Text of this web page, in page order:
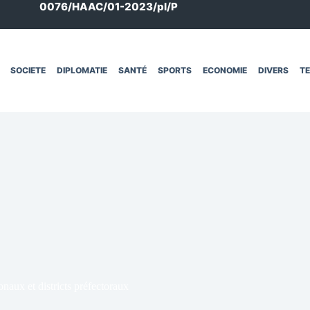
0076/HAAC/01-2023/pl/P
SOCIETE DIPLOMATIE SANTÉ SPORTS ECONOMIE DIVERS